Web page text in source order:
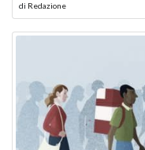
di Redazione